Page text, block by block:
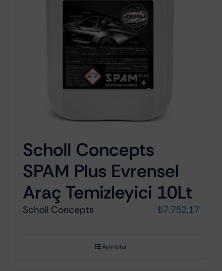
Scholl Concepts
SPAM Plus Evrensel
Araç Temizleyici 10Lt
Scholl Concepts ₺7.752,17
Ayrıntılar